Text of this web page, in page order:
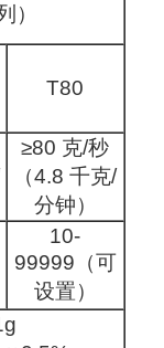
）
T80
≥80 克/秒
（4.8 千克/
分钟）
10-
99999（可
设置）